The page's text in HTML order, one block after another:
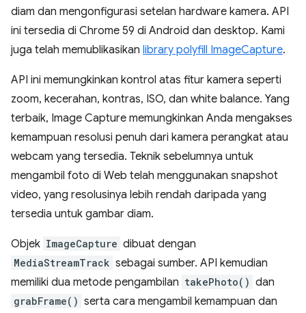
diam dan mengonfigurasi setelan hardware kamera. API
ini tersedia di Chrome 59 di Android dan desktop. Kami
juga telah memublikasikan library polyfill ImageCapture.
API ini memungkinkan kontrol atas fitur kamera seperti
zoom, kecerahan, kontras, ISO, dan white balance. Yang
terbaik, Image Capture memungkinkan Anda mengakses
kemampuan resolusi penuh dari kamera perangkat atau
webcam yang tersedia. Teknik sebelumnya untuk
mengambil foto di Web telah menggunakan snapshot
video, yang resolusinya lebih rendah daripada yang
tersedia untuk gambar diam.
Objek ImageCapture dibuat dengan
MediaStreamTrack sebagai sumber. API kemudian
memiliki dua metode pengambilan takePhoto() dan
grabFrame() serta cara mengambil kemampuan dan